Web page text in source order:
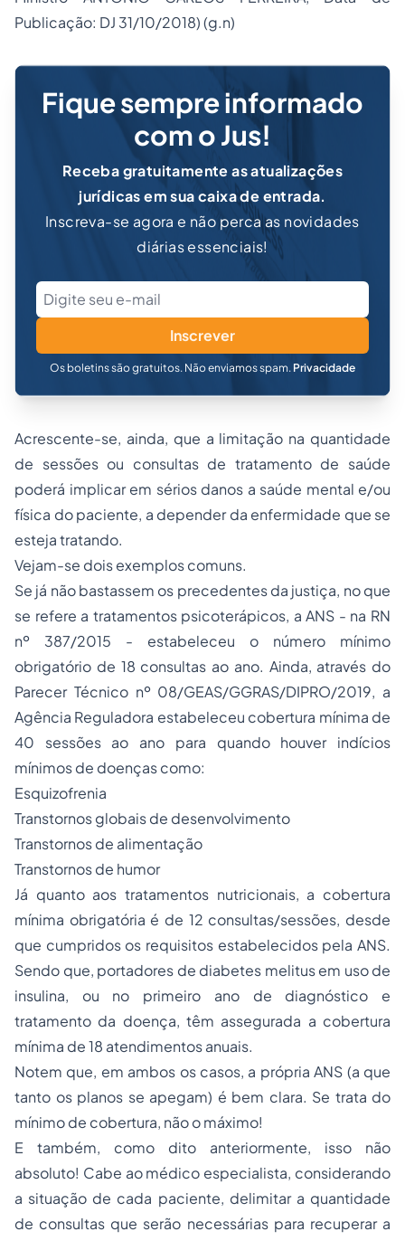
Publicação: DJ 31/10/2018) (g.n)
Fique sempre informado
com o Jus!
Receba gratuitamente as atualizações
jurídicas em sua caixa de entrada.
Inscreva-se agora e não perca as novidades
diárias essenciais!
Inscrever
Os boletins são gratuitos. Não enviamos spam. Privacidade
Acrescente-se, ainda, que a limitação na quantidade
de sessões ou consultas de tratamento de saúde
poderá implicar em sérios danos a saúde mental e/ou
física do paciente, a depender da enfermidade que se
esteja tratando.
Vejam-se dois exemplos comuns.
Se já não bastassem os precedentes da justiça, no que
se refere a tratamentos psicoterápicos, a ANS - na RN
nº 387/2015 - estabeleceu o número mínimo
obrigatório de 18 consultas ao ano. Ainda, através do
Parecer Técnico nº 08/GEAS/GGRAS/DIPRO/2019, a
Agência Reguladora estabeleceu cobertura mínima de
40 sessões ao ano para quando houver indícios
mínimos de doenças como:
Esquizofrenia
Transtornos globais de desenvolvimento
Transtornos de alimentação
Transtornos de humor
Já quanto aos tratamentos nutricionais, a cobertura
mínima obrigatória é de 12 consultas/sessões, desde
que cumpridos os requisitos estabelecidos pela ANS.
Sendo que, portadores de diabetes melitusem uso de
insulina, ou no primeiro ano de diagnóstico e
tratamento da doença, têm assegurada a cobertura
mínima de 18 atendimentos anuais.
Notem que, em ambos os casos, a própria ANS (a que
tanto os planos se apegam) é bem clara. Se trata do
mínimo de cobertura, não o máximo!
E também, como dito anteriormente, isso não
absoluto! Cabe ao médico especialista, considerando
a situação de cada paciente, delimitar a quantidade
de consultas que serão necessárias para recuperar a